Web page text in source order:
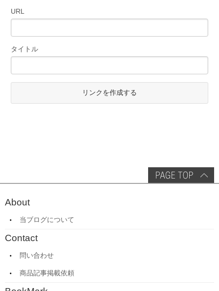
URL
タイトル
リンクを作成する
About
当ブログについて
Contact
問い合わせ
商品記事掲載依頼